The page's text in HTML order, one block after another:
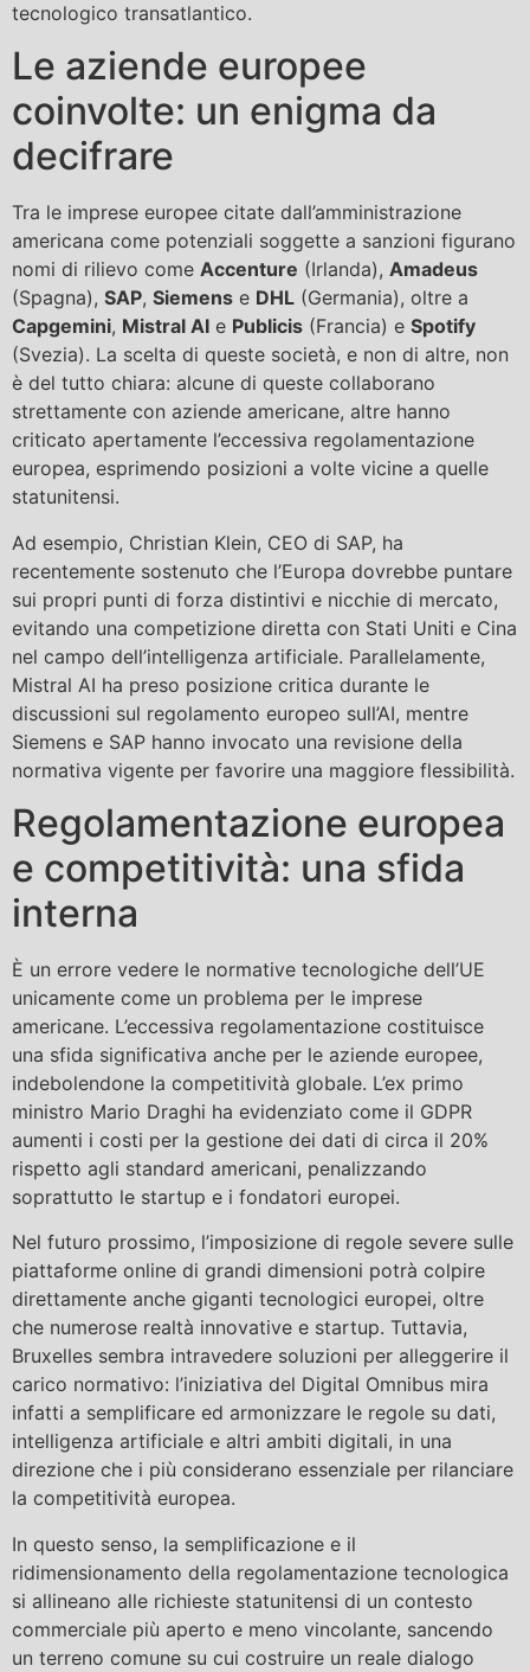
tecnologico transatlantico.
Le aziende europee
coinvolte: un enigma da
decifrare
Tra le imprese europee citate dall’amministrazione
americana come potenziali soggette a sanzioni figurano
nomi di rilievo come Accenture (Irlanda), Amadeus
(Spagna), SAP, Siemens e DHL (Germania), oltre a
Capgemini, Mistral AI e Publicis (Francia) e Spotify
(Svezia). La scelta di queste società, e non di altre, non
è del tutto chiara: alcune di queste collaborano
strettamente con aziende americane, altre hanno
criticato apertamente l’eccessiva regolamentazione
europea, esprimendo posizioni a volte vicine a quelle
statunitensi.
Ad esempio, Christian Klein, CEO di SAP, ha
recentemente sostenuto che l’Europa dovrebbe puntare
sui propri punti di forza distintivi e nicchie di mercato,
evitando una competizione diretta con Stati Uniti e Cina
nel campo dell’intelligenza artificiale. Parallelamente,
Mistral AI ha preso posizione critica durante le
discussioni sul regolamento europeo sull’AI, mentre
Siemens e SAP hanno invocato una revisione della
normativa vigente per favorire una maggiore flessibilità.
Regolamentazione europea
e competitività: una sfida
interna
È un errore vedere le normative tecnologiche dell’UE
unicamente come un problema per le imprese
americane. L’eccessiva regolamentazione costituisce
una sfida significativa anche per le aziende europee,
indebolendone la competitività globale. L’ex primo
ministro Mario Draghi ha evidenziato come il GDPR
aumenti i costi per la gestione dei dati di circa il 20%
rispetto agli standard americani, penalizzando
soprattutto le startup e i fondatori europei.
Nel futuro prossimo, l’imposizione di regole severe sulle
piattaforme online di grandi dimensioni potrà colpire
direttamente anche giganti tecnologici europei, oltre
che numerose realtà innovative e startup. Tuttavia,
Bruxelles sembra intravedere soluzioni per alleggerire il
carico normativo: l’iniziativa del Digital Omnibus mira
infatti a semplificare ed armonizzare le regole su dati,
intelligenza artificiale e altri ambiti digitali, in una
direzione che i più considerano essenziale per rilanciare
la competitività europea.
In questo senso, la semplificazione e il
ridimensionamento della regolamentazione tecnologica
si allineano alle richieste statunitensi di un contesto
commerciale più aperto e meno vincolante, sancendo
un terreno comune su cui costruire un reale dialogo